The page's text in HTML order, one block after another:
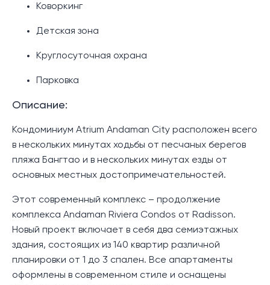
Коворкинг
Детская зона
Круглосуточная охрана
Парковка
Описание:
Кондоминиум Atrium Andaman City расположен всего
в нескольких минутах ходьбы от песчаных берегов
пляжа Бангтао и в нескольких минутах езды от
основных местных достопримечательностей.
Этот современный комплекс – продолжение
комплекса Andaman Riviera Condos от Radisson.
Новый проект включает в себя два семиэтажных
здания, состоящих из 140 квартир различной
планировки от 1 до 3 спален. Все апартаменты
оформлены в современном стиле и оснащены